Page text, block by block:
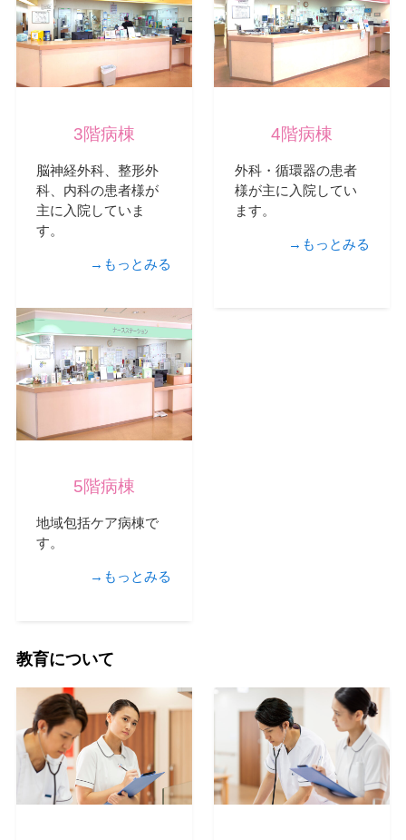
3階病棟
脳神経外科、整形外
科、内科の患者様が
主に入院していま
す。
→もっとみる
4階病棟
外科・循環器の患者
様が主に入院してい
ます。
→もっとみる
5階病棟
地域包括ケア病棟で
す。
→もっとみる
教育について